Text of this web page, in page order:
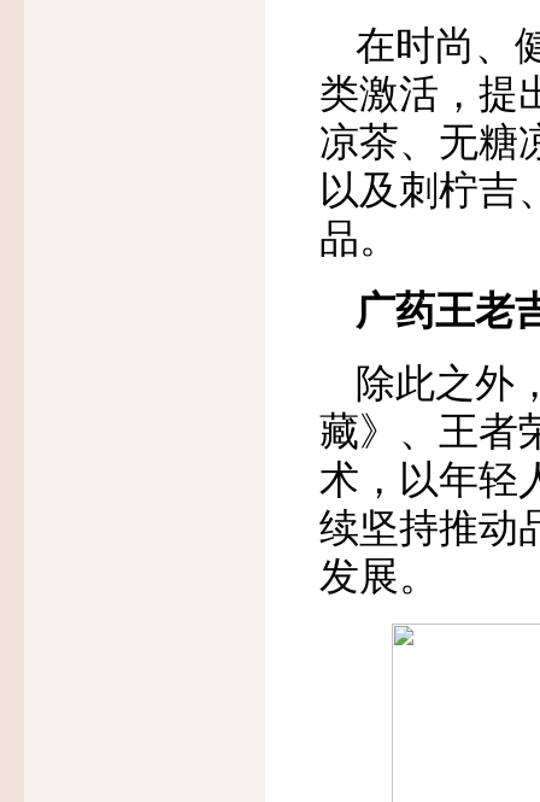
在时尚、
类激活，提
凉茶、无糖
以及刺柠吉
品。
广药王老
除此之外
藏》、王者
术，以年轻
续坚持推动
发展。